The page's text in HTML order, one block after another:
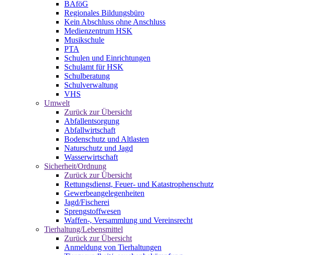
BAföG
Regionales Bildungsbüro
Kein Abschluss ohne Anschluss
Medienzentrum HSK
Musikschule
PTA
Schulen und Einrichtungen
Schulamt für HSK
Schulberatung
Schulverwaltung
VHS
Umwelt
Zurück zur Übersicht
Abfallentsorgung
Abfallwirtschaft
Bodenschutz und Altlasten
Naturschutz und Jagd
Wasserwirtschaft
Sicherheit/Ordnung
Zurück zur Übersicht
Rettungsdienst, Feuer- und Katastrophenschutz
Gewerbeangelegenheiten
Jagd/Fischerei
Sprengstoffwesen
Waffen-, Versammlung und Vereinsrecht
Tierhaltung/Lebensmittel
Zurück zur Übersicht
Anmeldung von Tierhaltungen